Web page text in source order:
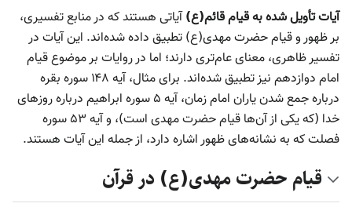
آیات تأویل شده به قیام قائم(ع)آیاتی هستند که در منابع تفسیری،
بر ظهور و قیام حضرت مهدی(ع) تطبیق داده شده‌اند. این آیات در
تفسیر ظاهری، معنای عام‌تری دارند؛ اما در روایات بر موضوع قیام
امام دوازدهم نیز تطبیق شده‌اند. برای مثال، آیه ۱۴۸ سوره بقره
درباره جمع شدن یاران امام زمان، آیه ۵ سوره ابراهیم درباره روزهای
خدا (که یکی از آن‌ها قیام حضرت مهدی است)، و آیه ۵۳ سوره
فصلت که به نشانه‌های ظهور اشاره دارد، از جمله این آیات هستند.
قیام حضرت مهدی(ع) در قرآن